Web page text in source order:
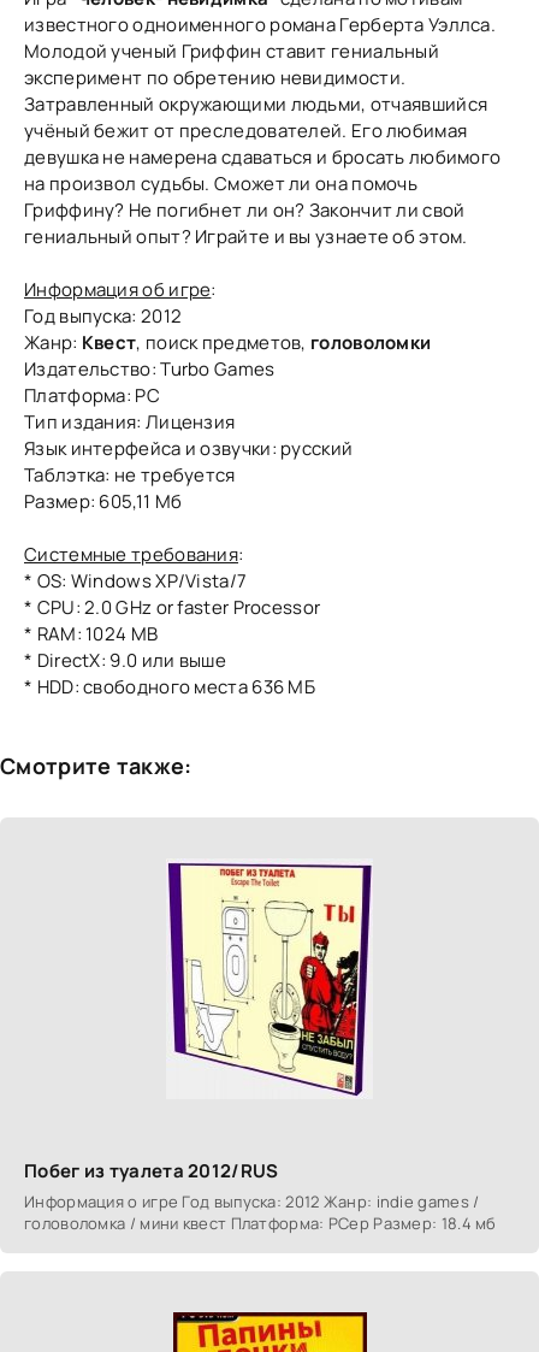
известного одноименного романа Герберта Уэллса.
Молодой ученый Гриффин ставит гениальный
эксперимент по обретению невидимости.
Затравленный окружающими людьми, отчаявшийся
учёный бежит от преследователей. Его любимая
девушка не намерена сдаваться и бросать любимого
на произвол судьбы. Сможет ли она помочь
Гриффину? Не погибнет ли он? Закончит ли свой
гениальный опыт? Играйте и вы узнаете об этом.
Информация об игре:
Год выпуска: 2012
Жанр: Квест, поиск предметов, головоломки
Издательство: Turbo Games
Платформа: РС
Тип издания: Лицензия
Язык интерфейса и озвучки: русский
Таблэтка: не требуется
Размер: 605,11 Мб
Системные требования:
* OS: Windows XP/Vista/7
* CPU: 2.0 GHz or faster Processor
* RAM: 1024 MB
* DirectX: 9.0 или выше
* HDD: свободного места 636 МБ
Смотрите также:
Побег из туалета 2012/RUS
Информация о игре Год выпуска: 2012 Жанр: indie games /
головоломка / мини квест Платформа: PCер Размер: 18.4 мб